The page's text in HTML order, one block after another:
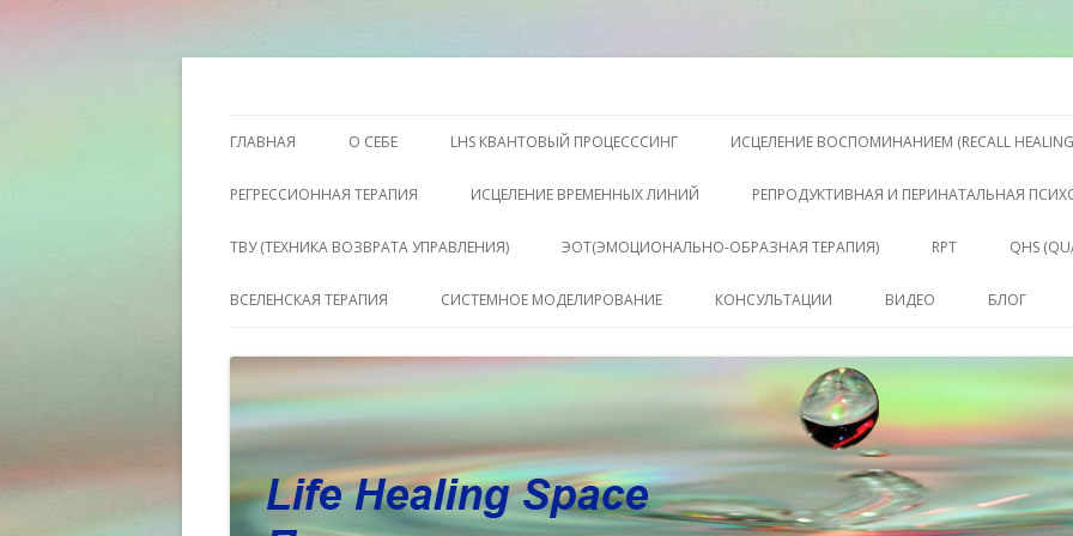
ГЛАВНАЯ О СЕБЕ LHS КВАНТОВЫЙ ПРОЦЕСССИНГ ИСЦЕЛЕНИЕ ВОСПОМИНАНИЕМ (RECALL
РЕГРЕССИОННАЯ ТЕРАПИЯ ИСЦЕЛЕНИЕ ВРЕМЕННЫХ ЛИНИЙ РЕПРОДУКТИВНАЯ И ПЕРИНАТАЛЬНАЯ
ТВУ (ТЕХНИКА ВОЗВРАТА УПРАВЛЕНИЯ) ЭОТ(ЭМОЦИОНАЛЬНО-ОБРАЗНАЯ ТЕРАПИЯ) RPT QHS
ВСЕЛЕНСКАЯ ТЕРАПИЯ СИСТЕМНОЕ МОДЕЛИРОВАНИЕ КОНСУЛЬТАЦИИ
ПАКЕТ СЕССИЙ И
КОНСУЛЬТАЦИЙ
СОПРОВОЖДЕНИЕ
КОУЧИНГ ДО РЕЗУЛЬТАТА
ВИДЕО БЛОГ